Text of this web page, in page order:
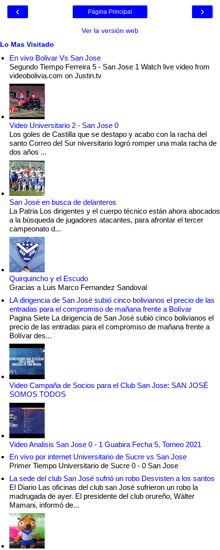
‹ ›
Página Principal
Ver la versión web
Lo Mas Visitado
En vivo Bolivar Vs San Jose
Segundo Tiempo Ferreira 5 - San Jose 1 Watch live video from
videobolivia.com on Justin.tv
Video Universitario 2 - San Jose 0
Los goles de Castilla que se destapo y acabo con la racha del
santo Correo del Sur niversitario logró romper una mala racha de
dos años ...
San José en busca de delanteros
La Patria Los dirigentes y el cuerpo técnico están ahora abocados
a la búsqueda de jugadores atacantes, para afrontar el tercer
campeonato d...
Quirquincho y el Escudo
Gracias a Luis Marco Fernandez Sandoval
LA dirigencia de San José subió cinco bolivianos el precio de las
entradas para el compromiso de mañana frente a Bolívar
Pagina Siete La dirigencia de San José subió cinco bolivianos el
precio de las entradas para el compromiso de mañana frente a
Bolívar des...
Video Campaña de Socios para el Club San Jose: SAN JOSÉ
SOMOS TODOS
Video Analisis San Jose 0 - 1 Guabira Fecha 5, Torneo 2021
En vivo por internet Universitario de Sucre vs San Jose
Primer Tiempo Universitario de Sucre 0 - 0 San Jose
La sede del club San José sufrió un robo Desvisten a los santos
El Diario Las oficinas del club san José sufrieron un robo la
madrugada de ayer. El presidente del club orureño, Wálter
Mamani, informó de...